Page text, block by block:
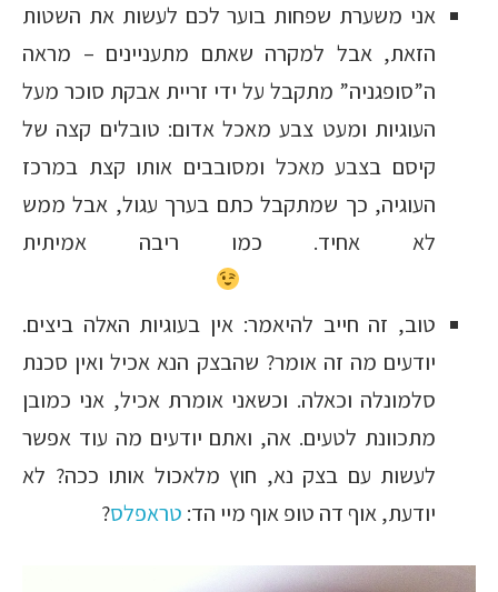
אני משערת שפחות בוער לכם לעשות את השטות
הזאת, אבל למקרה שאתם מתעניינים – מראה
ה”סופגניה” מתקבל על ידי זריית אבקת סוכר מעל
העוגיות ומעט צבע מאכל אדום: טובלים קצה של
קיסם בצבע מאכל ומסובבים אותו קצת במרכז
העוגיה, כך שמתקבל כתם בערך עגול, אבל ממש
לא אחיד. כמו ריבה אמיתית
טוב, זה חייב להיאמר: אין בעוגיות האלה ביצים.
יודעים מה זה אומר? שהבצק הנא אכיל ואין סכנת
סלמונלה וכאלה. וכשאני אומרת אכיל, אני כמובן
מתכוונת לטעים. אה, ואתם יודעים מה עוד אפשר
לעשות עם בצק נא, חוץ מלאכול אותו ככה? לא
יודעת, אוף דה טופ אוף מיי הד: טראפלס?